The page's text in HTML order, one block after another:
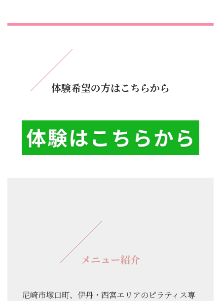
体験希望の方はこちらから
メニュー紹介
尼崎市塚口町、伊丹・西宮エリアのピラティス専